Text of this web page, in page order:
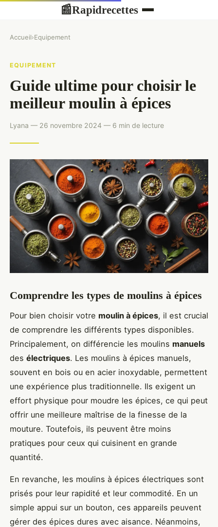
📰Rapidrecettes
Accueil›Equipement
EQUIPEMENT
Guide ultime pour choisir le
meilleur moulin à épices
Lyana — 26 novembre 2024 — 6 min de lecture
Comprendre les types de moulins à épices
Pour bien choisir votre moulin à épices, il est crucial
de comprendre les différents types disponibles.
Principalement, on différencie les moulins manuels
des électriques. Les moulins à épices manuels,
souvent en bois ou en acier inoxydable, permettent
une expérience plus traditionnelle. Ils exigent un
effort physique pour moudre les épices, ce qui peut
offrir une meilleure maîtrise de la finesse de la
mouture. Toutefois, ils peuvent être moins
pratiques pour ceux qui cuisinent en grande
quantité.
En revanche, les moulins à épices électriques sont
prisés pour leur rapidité et leur commodité. En un
simple appui sur un bouton, ces appareils peuvent
gérer des épices dures avec aisance. Néanmoins,